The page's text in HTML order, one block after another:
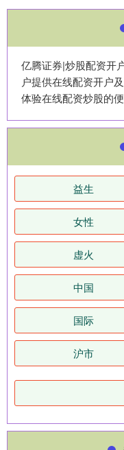
亿腾证券|炒股配资开
户提供在线配资开户
体验在线配资炒股的
益生
女性
虚火
中国
国际
沪市